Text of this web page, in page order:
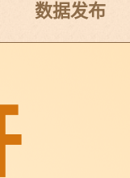
数据发布